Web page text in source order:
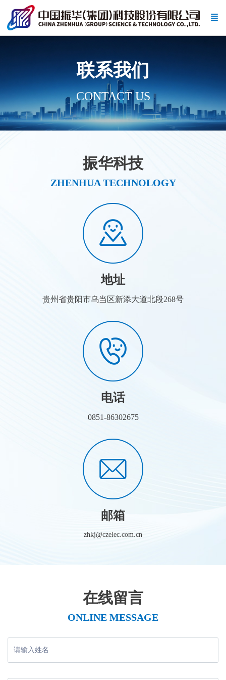
联系我们
CONTACT US
振华科技
ZHENHUA TECHNOLOGY
地址
贵州省贵阳市乌当区新添大道北段268号
电话
0851-86302675
邮箱
zhkj@czelec.com.cn
在线留言
ONLINE MESSAGE